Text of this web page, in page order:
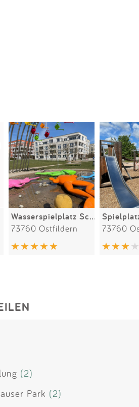
Wasserspielplatz Scharnhauser Park
73760 Ostfildern 73760
(2)
Park (2)